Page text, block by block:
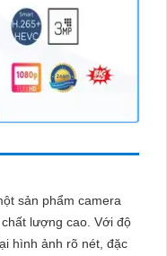
sản phẩm camera
cao. Với độ
hình ảnh rõ nét, đặc